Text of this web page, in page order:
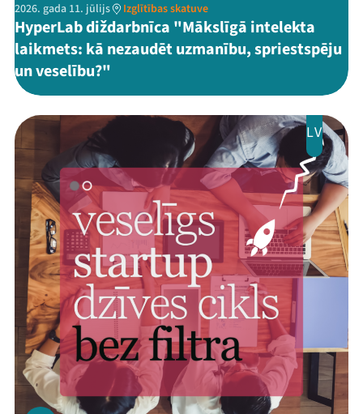
2026. gada 11. jūlijs Izglītības skatuve
HyperLab diždarbnīca "Mākslīgā intelekta
laikmets: kā nezaudēt uzmanību, spriestspēju
un veselību?"
LV